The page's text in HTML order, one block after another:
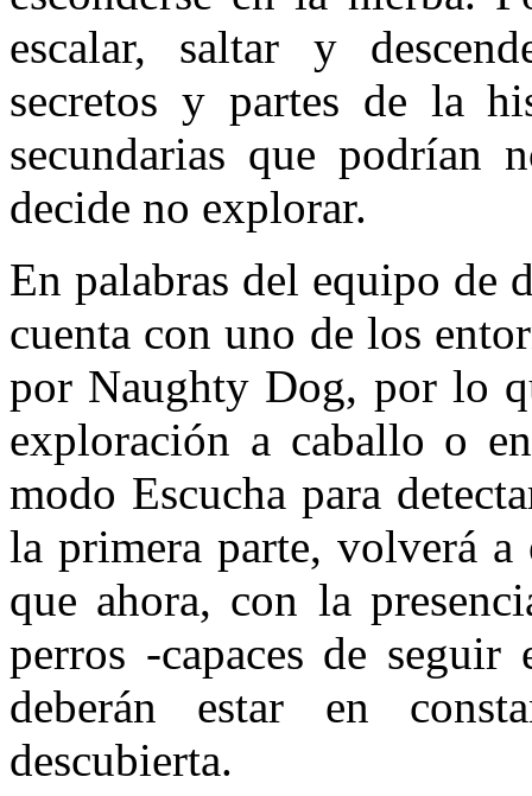
escalar, saltar y
secretos y partes de la
secundarias que podrían
decide no explorar.
En palabras del equipo de
cuenta con uno de los
por Naughty Dog, por lo
exploración a caballo o
modo Escucha para
la primera parte, volverá a
que ahora, con la
perros -capaces de
deberán estar en
descubierta.